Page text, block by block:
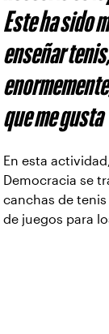
Este ha sido
enseñar
que me gusta
En esta
Democracia se
canchas de
de juegos para